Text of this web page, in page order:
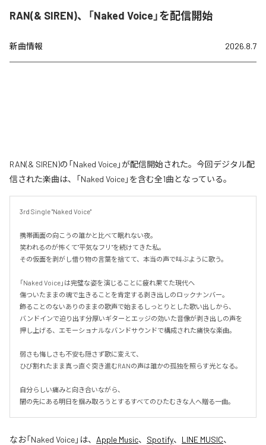
RAN(& SIREN)、「Naked Voice」を配信開始
新曲情報 2026.8.7
RAN(& SIREN)の「Naked Voice」が配信開始された。今回デジタル配
信された楽曲は、「Naked Voice」を含む全1曲となっている。
3rd Single "Naked Voice"
携帯画面の向こうの誰かと比べて眠れない夜。
笑われるのが怖くて"平気なフリ"を続けてきた私。
その仮面を剥がし借り物の言葉を捨てて、本当の声で叫ぶように歌う。
「Naked Voice」は完璧な姿を演じることに疲れ果てた現代へ
傷ついたままの魂で生きることを肯定する剥き出しのロックナンバー。
飾ることのないありのままの歌声で始まるしっとりとした歌い出しから、
バンドインで迫り出す分厚いギターとエッジの効いた音像が剥き出しの声を
押し上げる、エモーショナルなバンドサウンドで構成された痛快な楽曲。
弱さも悔しさも不安も隠さず歌に変えて、
ひび割れたまま真っ直ぐ突き進むRANの声は誰かの孤独を照らす光となる。
自分らしい痛みと向き合いながら、
闇の先にある明日を掴み取ろうとするすべてのひたむきな人へ贈る一曲。
なお「Naked Voice」は、 Apple Music、 Spotify、 LINE MUSIC、